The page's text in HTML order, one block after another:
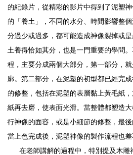
的紀錄片，從精彩的影片中得到了泥塑
的「養土」，不同的水分、時間影響整
分過少或過多，都可能造成神像裂掉或
土養得恰如其分，也是一門重要的學問
程，主要分成兩個大部分，第一部分，
廓。第二部分，在泥塑的初型都已經完
的修整，包括在泥塑的表層黏上黃毛紙
紙再去磨，使表面光滑。當整體都塑造
行神像的面容，或是小細節的修整，最
當上色完成後，泥塑神像的製作流程也差
在老師講解的過程中，特別提及木雕